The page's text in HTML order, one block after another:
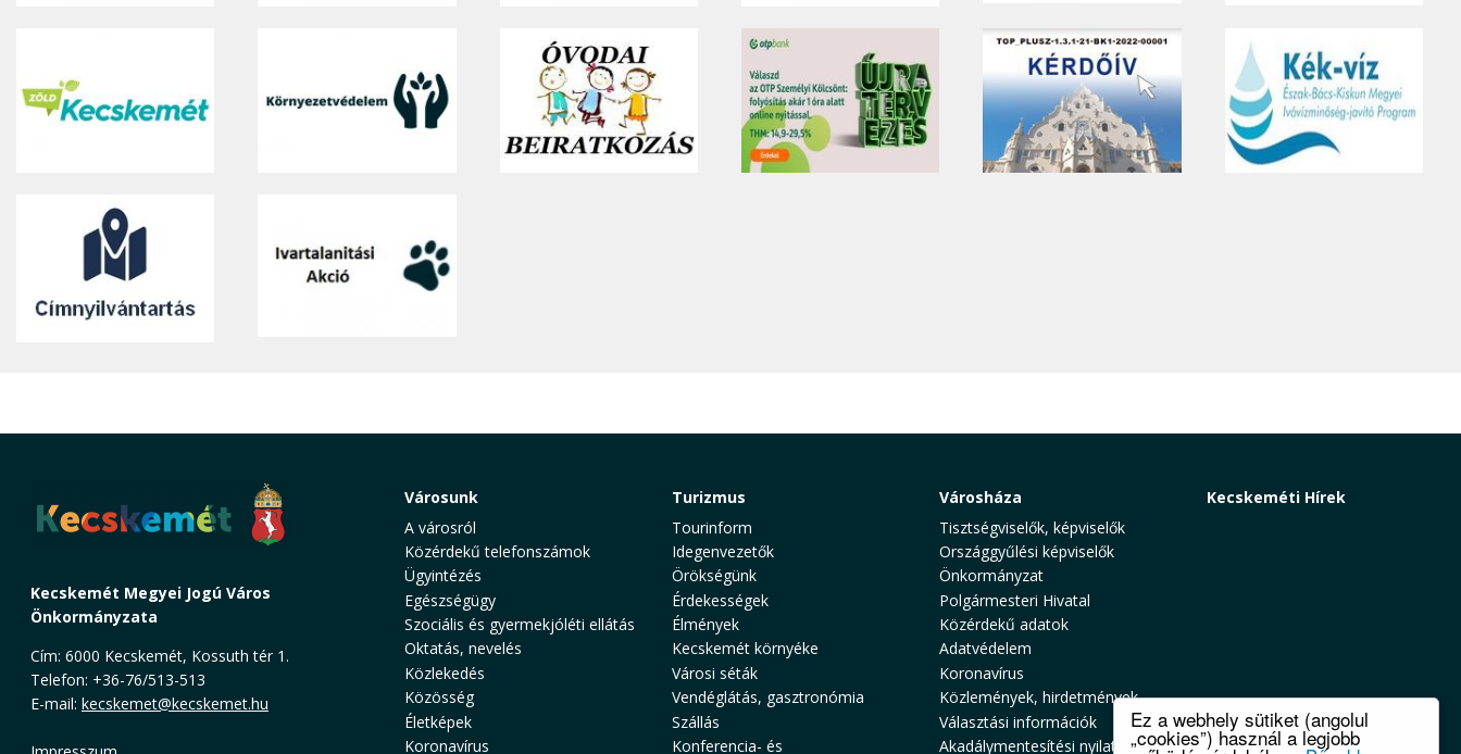
Ez a webhely sütiket (angolul
„cookies”) használ a legjobb
Kecskemét Megyei Jogú Város
Önkormányzata
Cím: 6000 Kecskemét, Kossuth tér 1.
Telefon: +36-76/513-513
E-mail: kecskemet@kecskemet.hu
Városunk
A városról
Közérdekű telefonszámok
Ügyintézés
Egészségügy
Szociális és gyermekjóléti ellátás
Oktatás, nevelés
Közlekedés
Közösség
Életképek
Koronavírus
Turizmus
Tourinform
Idegenvezetők
Örökségünk
Érdekességek
Élmények
Kecskemét környéke
Városi séták
Vendéglátás, gasztronómia
Szállás
Konferencia- és
Városháza
Tisztségviselők, képviselők
Országgyűlési képviselők
Önkormányzat
Polgármesteri Hivatal
Közérdekű adatok
Adatvédelem
Koronavírus
Közlemények, hirdetmények
Választási információk
Akadálymentesítési nyilatkozat
Kecskeméti Hírek